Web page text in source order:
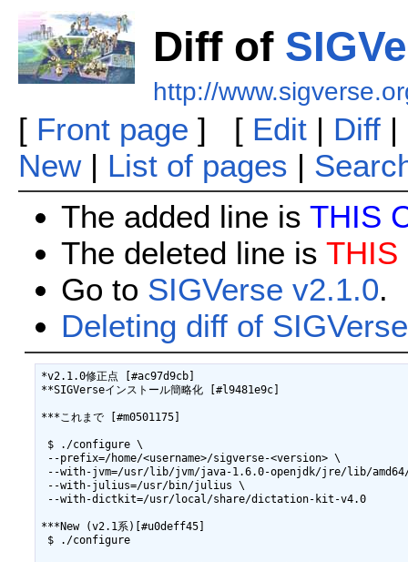
Diff of
http://
[ Front page ] [ Edit| Diff|
New| List of pages |
The added line is THIS
The deleted line is THIS
Go to SIGVerse v2.1.0.
Deleting diff of
*v2.1.0修正点 [#ac97d9cb]
**SIGVerseインストール簡略化 [#l9481e9c]
***これまで [#m0501175]
$ ./configure \
--prefix=/home/<username>/sigverse-<version> \
--with-jvm=/usr/lib/jvm/java-1.6.0-openjdk/jre/lib/
--with-julius=/usr/bin/julius \
--with-dictkit=/usr/local/share/dictation-kit-v4.0
***New (v2.1系)[#u0deff45]
$ ./configure